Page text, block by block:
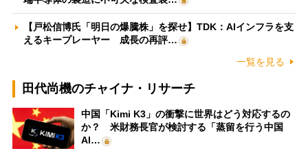
【戸松信博氏「明日の爆騰株」を探せ】TDK：AIインフラを支
えるキープレーヤー 成長の再評…
一覧を見る
田代尚機のチャイナ・リサーチ
中国「Kimi K3」の衝撃に世界はどう対応するの
か？ 米財務長官が検討する「蒸留を行う中国
AI…